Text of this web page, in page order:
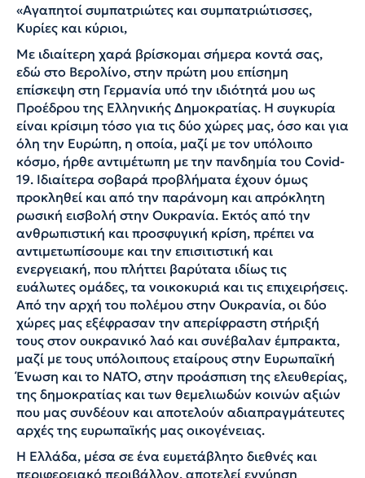
«Αγαπητοί συμπατριώτες και συμπατριώτισσες,
Κυρίες και κύριοι,
Με ιδιαίτερη χαρά βρίσκομαι σήμερα κοντά σας,
εδώ στο Βερολίνο, στην πρώτη μου επίσημη
επίσκεψη στη Γερμανία υπό την ιδιότητά μου ως
Προέδρου της Ελληνικής Δημοκρατίας. Η συγκυρία
είναι κρίσιμη τόσο για τις δύο χώρες μας, όσο και για
όλη την Ευρώπη, η οποία, μαζί με τον υπόλοιπο
κόσμο, ήρθε αντιμέτωπη με την πανδημία του Covid-
19. Ιδιαίτερα σοβαρά προβλήματα έχουν όμως
προκληθεί και από την παράνομη και απρόκλητη
ρωσική εισβολή στην Ουκρανία. Εκτός από την
ανθρωπιστική και προσφυγική κρίση, πρέπει να
αντιμετωπίσουμε και την επισιτιστική και
ενεργειακή, που πλήττει βαρύτατα ιδίως τις
ευάλωτες ομάδες, τα νοικοκυριά και τις επιχειρήσεις.
Από την αρχή του πολέμου στην Ουκρανία, οι δύο
χώρες μας εξέφρασαν την απερίφραστη στήριξή
τους στον ουκρανικό λαό και συνέβαλαν έμπρακτα,
μαζί με τους υπόλοιπους εταίρους στην Ευρωπαϊκή
Ένωση και το ΝΑΤΟ, στην προάσπιση της ελευθερίας,
της δημοκρατίας και των θεμελιωδών κοινών αξιών
που μας συνδέουν και αποτελούν αδιαπραγμάτευτες
αρχές της ευρωπαϊκής μας οικογένειας.
Η Ελλάδα, μέσα σε ένα ευμετάβλητο διεθνές και
περιφερειακό περιβάλλον, αποτελεί εγγύηση